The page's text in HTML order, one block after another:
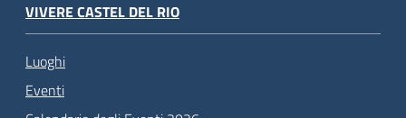
VIVERE CASTEL DEL RIO
Luoghi
Eventi